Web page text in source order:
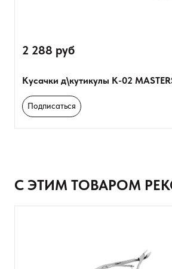
Добавьте фото
Добавить отзыв
2 288 руб
Кусачки д\кутикулы К-02
Подписаться
С ЭТИМ ТОВАРОМ